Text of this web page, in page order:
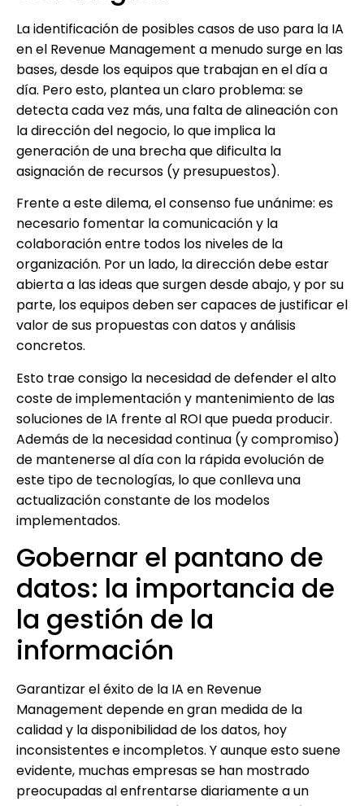
La identificación de posibles casos de uso para la IA
en el Revenue Management a menudo surge en las
bases, desde los equipos que trabajan en el día a
día. Pero esto, plantea un claro problema: se
detecta cada vez más, una falta de alineación con
la dirección del negocio, lo que implica la
generación de una brecha que dificulta la
asignación de recursos (y presupuestos).
Frente a este dilema, el consenso fue unánime: es
necesario fomentar la comunicación y la
colaboración entre todos los niveles de la
organización. Por un lado, la dirección debe estar
abierta a las ideas que surgen desde abajo, y por su
parte, los equipos deben ser capaces de justificar el
valor de sus propuestas con datos y análisis
concretos.
Esto trae consigo la necesidad de defender el alto
coste de implementación y mantenimiento de las
soluciones de IA frente al ROI que pueda producir.
Además de la necesidad continua (y compromiso)
de mantenerse al día con la rápida evolución de
este tipo de tecnologías, lo que conlleva una
actualización constante de los modelos
implementados.
Gobernar el pantano de
datos: la importancia de
la gestión de la
información
Garantizar el éxito de la IA en Revenue
Management depende en gran medida de la
calidad y la disponibilidad de los datos, hoy
inconsistentes e incompletos. Y aunque esto suene
evidente, muchas empresas se han mostrado
preocupadas al enfrentarse diariamente a un